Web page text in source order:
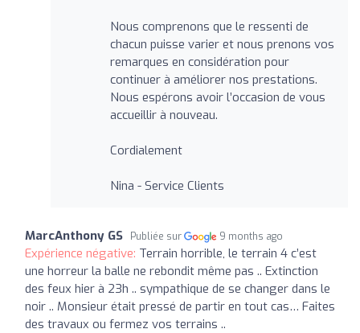
Nous comprenons que le ressenti de
chacun puisse varier et nous prenons vos
remarques en considération pour
continuer à améliorer nos prestations.
Nous espérons avoir l’occasion de vous
accueillir à nouveau.
Cordialement
Nina - Service Clients
MarcAnthony GS Publiée sur 9 months ago
Expérience négative: Terrain horrible, le terrain 4 c’est
une horreur la balle ne rebondit même pas .. Extinction
des feux hier à 23h .. sympathique de se changer dans le
noir .. Monsieur était pressé de partir en tout cas… Faites
des travaux ou fermez vos terrains ..